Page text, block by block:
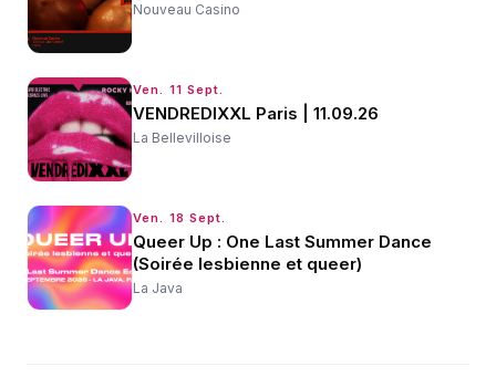
Nouveau Casino
Ven. 11 Sept.
VENDREDIXXL Paris | 11.09.26
La Bellevilloise
Ven. 18 Sept.
Queer Up : One Last Summer Dance
(Soirée lesbienne et queer)
La Java